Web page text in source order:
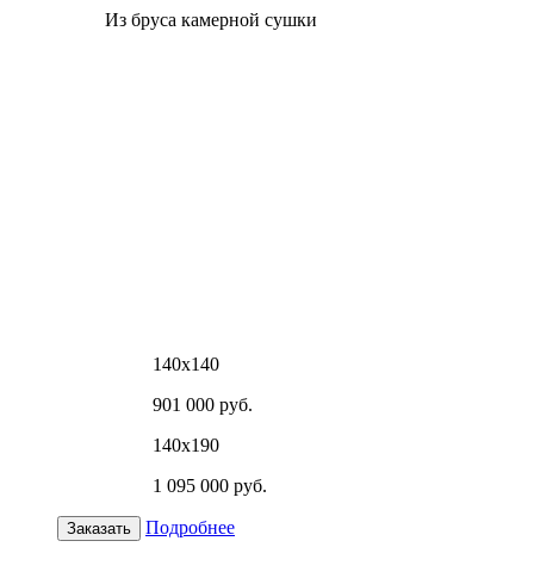
Из бруса камерной сушки
140х140
901 000 руб.
140х190
1 095 000 руб.
Заказать Подробнее